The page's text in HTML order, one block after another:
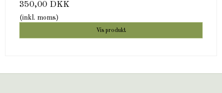
350,00 DKK
(inkl. moms)
Vis produkt